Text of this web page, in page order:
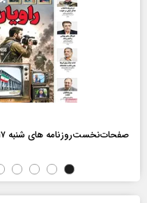
صفحات‌نخست‌روزنامه ها‌ی شنبه ۱۷ مردادماه